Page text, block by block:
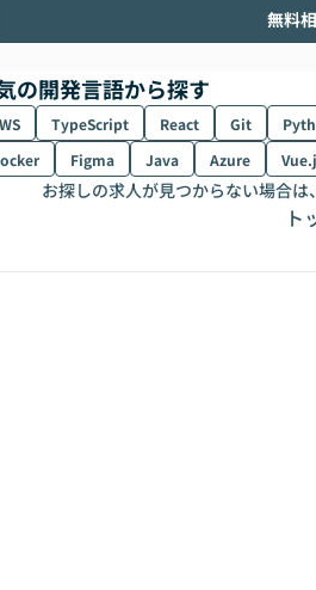
無料
の開発言語から探す
TypeScript React Git
Figma Java Azure
お探しの求人が見つからない場合は
ト